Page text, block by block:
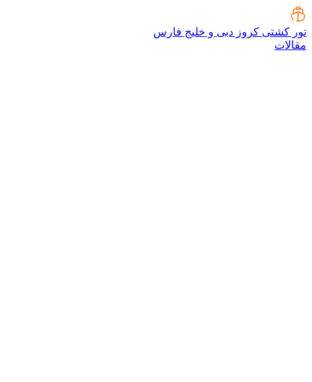
تور کشتی کروز دبی و خلیج فارس
مقالات